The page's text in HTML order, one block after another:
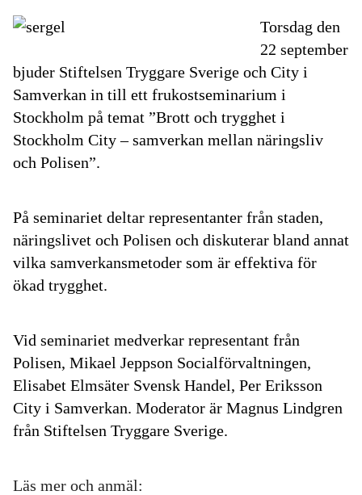
Torsdag den
22 september
bjuder Stiftelsen Tryggare Sverige och City i
Samverkan in till ett frukostseminarium i
Stockholm på temat ”Brott och trygghet i
Stockholm City – samverkan mellan näringsliv
och Polisen”.
På seminariet deltar representanter från staden,
näringslivet och Polisen och diskuterar bland annat
vilka samverkansmetoder som är effektiva för
ökad trygghet.
Vid seminariet medverkar representant från
Polisen, Mikael Jeppson Socialförvaltningen,
Elisabet Elmsäter Svensk Handel, Per Eriksson
City i Samverkan. Moderator är Magnus Lindgren
från Stiftelsen Tryggare Sverige.
Läs mer och anmäl: